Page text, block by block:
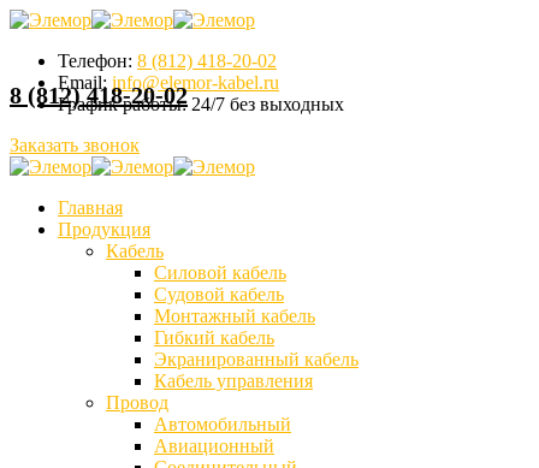
Телефон: 8 (812) 418-20-02
Email: info@elemor-kabel.ru
График работы: 24/7 без выходных
Заказать звонок
8 (812) 418-20-02
Главная
Продукция
Кабель
Силовой кабель
Судовой кабель
Монтажный кабель
Гибкий кабель
Экранированный кабель
Кабель управления
Провод
Автомобильный
Авиационный